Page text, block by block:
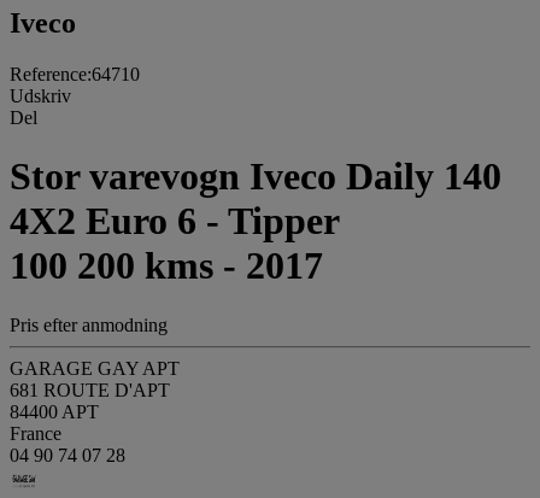
Iveco
Reference:64710
Udskriv
Del
Stor varevogn Iveco Daily 140
4X2 Euro 6 - Tipper
100 200 kms - 2017
Pris efter anmodning
GARAGE GAY APT
681 ROUTE D'APT
84400 APT
France
04 90 74 07 28